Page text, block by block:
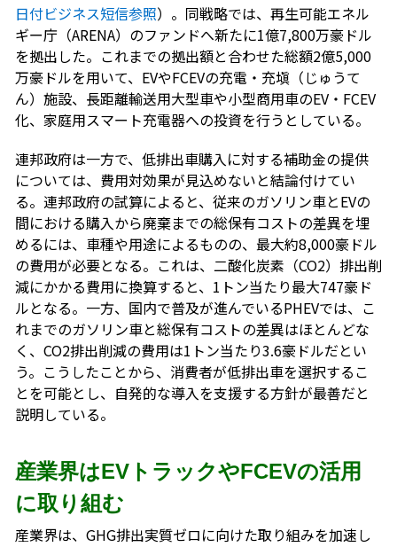
日付ビジネス短信参照）。同戦略では、再生可能エネル
ギー庁（ARENA）のファンドへ新たに1億7,800万豪ドル
を拠出した。これまでの拠出額と合わせた総額2億5,000
万豪ドルを用いて、EVやFCEVの充電・充塡（じゅうて
ん）施設、長距離輸送用大型車や小型商用車のEV・FCEV
化、家庭用スマート充電器への投資を行うとしている。
連邦政府は一方で、低排出車購入に対する補助金の提供
については、費用対効果が見込めないと結論付けてい
る。連邦政府の試算によると、従来のガソリン車とEVの
間における購入から廃棄までの総保有コストの差異を埋
めるには、車種や用途によるものの、最大約8,000豪ドル
の費用が必要となる。これは、二酸化炭素（CO2）排出削
減にかかる費用に換算すると、1トン当たり最大747豪ド
ルとなる。一方、国内で普及が進んでいるPHEVでは、こ
れまでのガソリン車と総保有コストの差異はほとんどな
く、CO2排出削減の費用は1トン当たり3.6豪ドルだとい
う。こうしたことから、消費者が低排出車を選択するこ
とを可能とし、自発的な導入を支援する方針が最善だと
説明している。
産業界はEVトラックやFCEVの活用
に取り組む
産業界は、GHG排出実質ゼロに向けた取り組みを加速し